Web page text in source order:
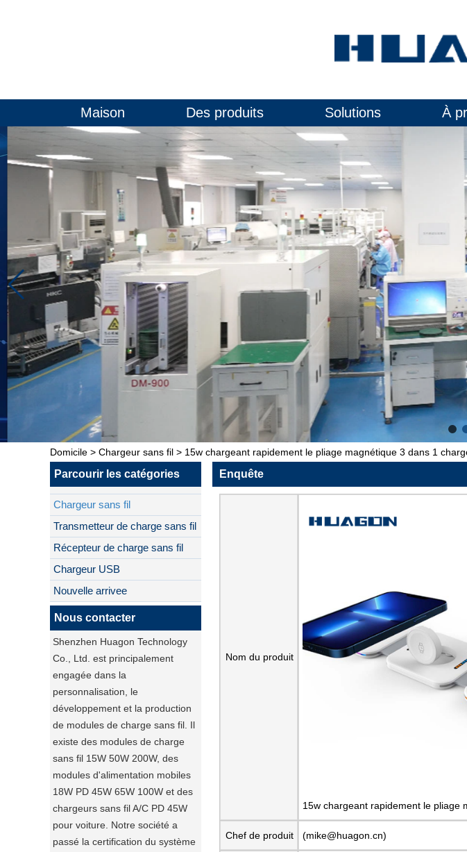
Maison Des produits Solutions À
Domicile > Chargeur sans fil > 15w chargeant rapidement le pliage magnétique 3 dans 1
Parcourir les catégories
Chargeur sans fil
Transmetteur de charge sans fil
Récepteur de charge sans fil
Chargeur USB
Nouvelle arrivee
Nous contacter
Shenzhen Huagon Technology
Co., Ltd. est principalement
engagée dans la
personnalisation, le
développement et la production
de modules de charge sans fil. Il
existe des modules de charge
sans fil 15W 50W 200W, des
modules d'alimentation mobiles
18W PD 45W 65W 100W et des
chargeurs sans fil A/C PD 45W
pour voiture. Notre société a
passé la certification du système
Enquête
Nom du produit
15w chargeant rapidement le pliage
Chef de produit (mike@huagon.cn)